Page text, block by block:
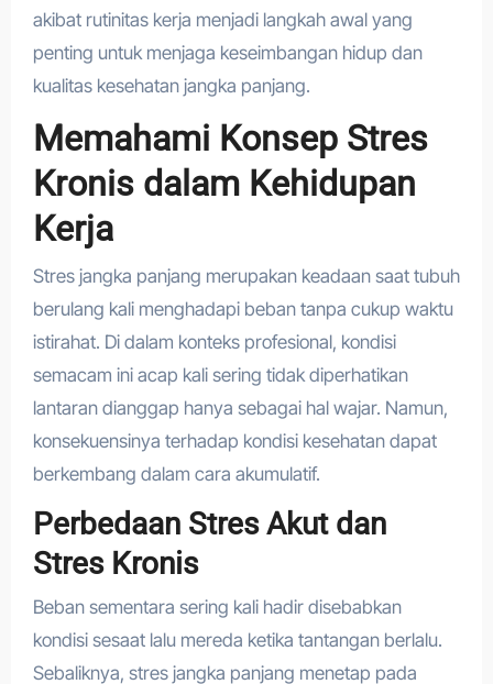
akibat rutinitas kerja menjadi langkah awal yang
penting untuk menjaga keseimbangan hidup dan
kualitas kesehatan jangka panjang.
Memahami Konsep Stres
Kronis dalam Kehidupan
Kerja
Stres jangka panjang merupakan keadaan saat tubuh
berulang kali menghadapi beban tanpa cukup waktu
istirahat. Di dalam konteks profesional, kondisi
semacam ini acap kali sering tidak diperhatikan
lantaran dianggap hanya sebagai hal wajar. Namun,
konsekuensinya terhadap kondisi kesehatan dapat
berkembang dalam cara akumulatif.
Perbedaan Stres Akut dan
Stres Kronis
Beban sementara sering kali hadir disebabkan
kondisi sesaat lalu mereda ketika tantangan berlalu.
Sebaliknya, stres jangka panjang menetap pada